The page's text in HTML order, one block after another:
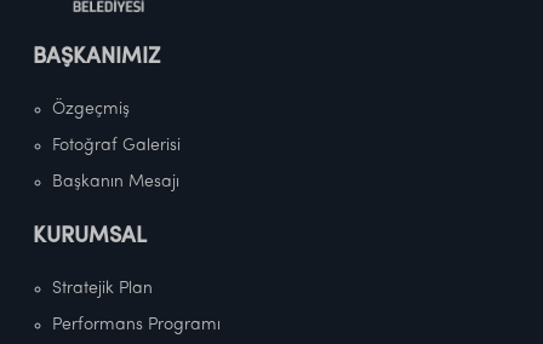
BAŞKANIMIZ
Özgeçmiş
Fotoğraf Galerisi
Başkanın Mesajı
KURUMSAL
Stratejik Plan
Performans Programı